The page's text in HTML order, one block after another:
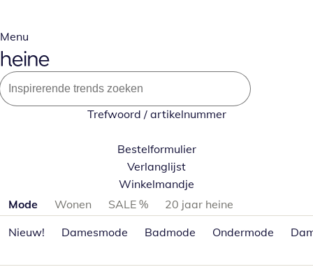
Menu
Trefwoord / artikelnummer
Bestelformulier
Verlanglijst
Winkelmandje
Productcategorieën overslaan
Mode Wonen SALE %
20 jaar heine
Nieuw!
Damesmode Badmode Ondermode